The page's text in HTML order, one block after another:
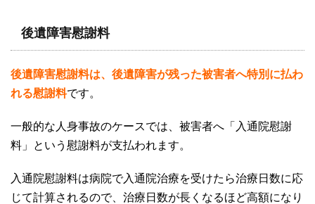
後遺障害慰謝料
後遺障害慰謝料は、後遺障害が残った被害者へ特別に払わ
れる慰謝料です。
一般的な人身事故のケースでは、被害者へ「入通院慰謝
料」という慰謝料が支払われます。
入通院慰謝料は病院で入通院治療を受けたら治療日数に応
じて計算されるので、治療日数が長くなるほど高額になり